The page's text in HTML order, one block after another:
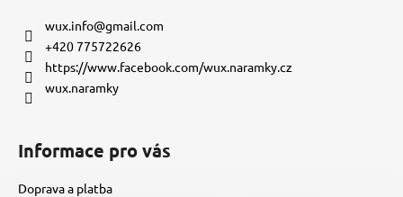
wux.info@gmail.com
+420 775722626
https://www.facebook.com/wux.naramky.cz
wux.naramky
Informace pro vás
Doprava a platba